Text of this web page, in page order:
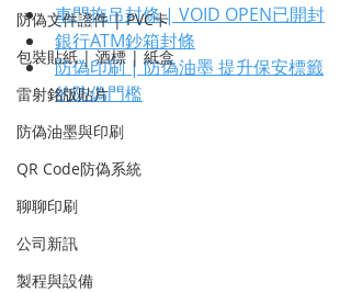
防偽文件證件 | PVC卡
包裝貼紙 | 酒標 | 紙盒
雷射銘版貼片
防偽油墨與印刷
QR Code防偽系統
聊聊印刷
公司新訊
製程與設備
車門拖吊封條 | VOID OPEN已開封
銀行ATM鈔箱封條
防偽印刷 | 防偽油墨 提升保安標籤
的防偽門檻